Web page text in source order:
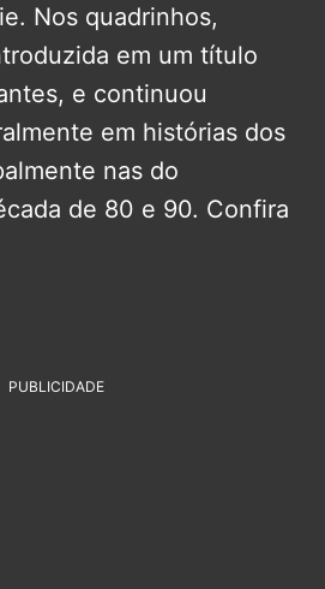
Nos quadrinhos,
em um título
e continuou
em histórias dos
nas do
de 80 e 90. Confira
PUBLICIDADE